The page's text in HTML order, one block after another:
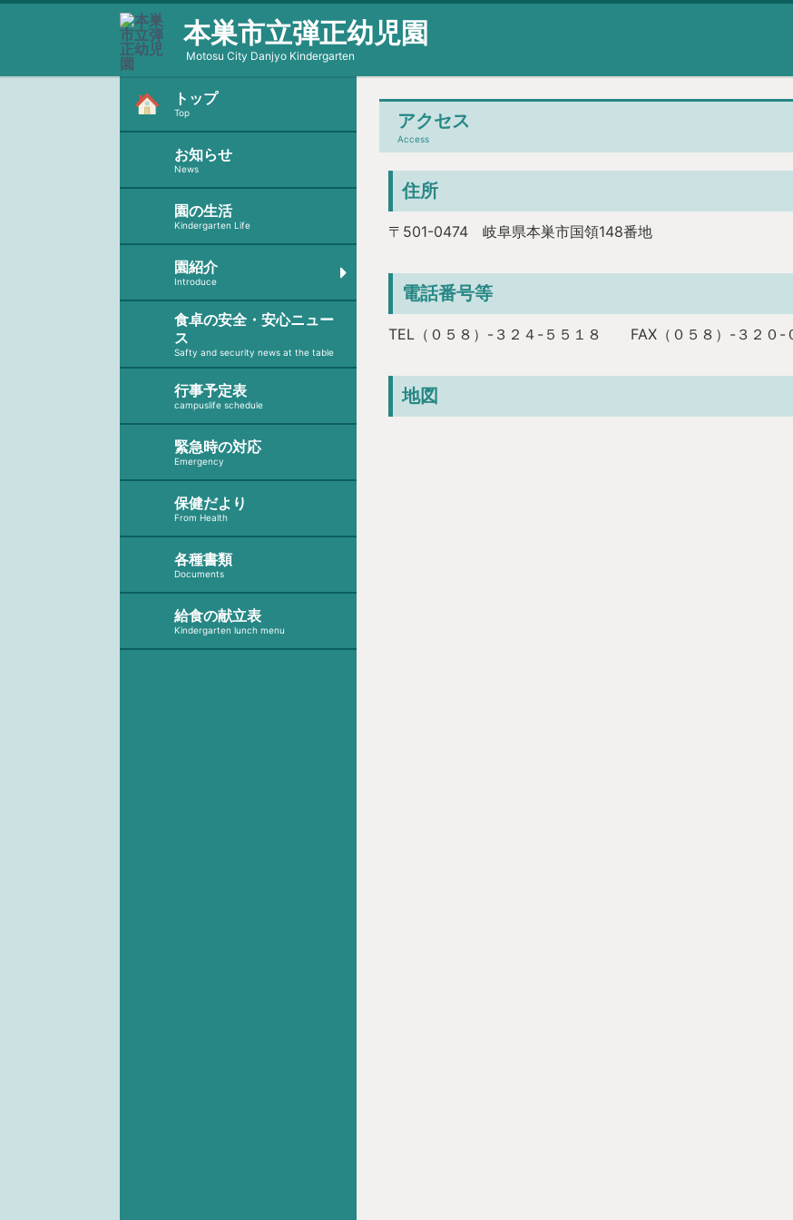
本巣市立弾正幼児園
Motosu City Danjyo Kindergarten
トップ
Top
お知らせ
News
園の生活
Kindergarten Life
園紹介
Introduce
食卓の安全・安心ニュー
ス
Safty and security news at the table
行事予定表
campuslife schedule
緊急時の対応
Emergency
保健だより
From Health
各種書類
Documents
給食の献立表
Kindergarten lunch menu
アクセス
Access
住所
〒501-0474 岐阜県本巣市国領148番地
電話番号等
TEL（０５８）-３２４-５５１８ FAX（０５８）-３２０-
地図